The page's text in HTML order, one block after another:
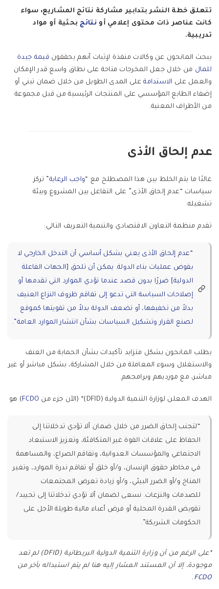
تتعلق خطة النشر بتدابير مشاركة نتائج المشاريع، سواء
كانت عناصر ذات محتوى إعلامي أو نتائج بحثية أو مواد
تدريبية.
يبحث المانحون عن وكالات منفذة لإثبات أنهم يحققون قيمة جيدة
للمال من خلال جعل المخرجات متاحة على نطاق واسع قدر الإمكان
والعمل على الاستدامةعلى المدى الطويل من خلال ضمان تبني أو
إضفاء الطابع المؤسسي على المنتجات الرئيسية من قبل مجموعة
من الأطراف المعنية.
عدم إلحاق الأذى
غالبًا ما يتم الخلط بين هذا المصطلح مع “واجب الرعاية” تركز
سياسات “عدم إلحاق الأذى” على التفاعل بين المشروع وبيئة
تشغيله.
تقدم منظمة التعاون الاقتصادي والتنمية التعريف التالي:
“عدم إلحاق الأذى يعني بشكل أساسي أن التدخل الخارجي لا
يقوض عمليات بناء الدولة. يمكن أن تلحق [الجهات الفاعلة
الدولية] ضررًا بدون قصد عندما تؤدي الموارد التي تقدمها أو
إصلاحات السياسة التي تدعو إلى تفاقم ظروف النزاع العنيف
بدلاً من تخفيفها، أو تضعف الدولة بدلاً من تقويتها كموقع
لصنع القرار وتشكيل السياسات بشأن انتشار الموارد العامة”.
يطلب المانحون بشكل متزايد تأكيدات بشأن الحماية من العنف
والاستغلال وسوء المعاملة من خلال المشاركة، بشكل مباشر أو غير
مباشر، مع مورديهم وبرامجهم.
الهدف المعلن لوزارة التنمية الدولية (DFID)* (الآن جزء من FCDO) هو
“لتجنب إلحاق الضرر من خلال ضمان ألا تؤدي تدخلاتنا إلى
الحفاظ على علاقات القوة غير المتكافئة، وتعزيز الاستبعاد
الاجتماعي والمؤسسات العدوانية، وتفاقم الصراع، والمساهمة
في مخاطر حقوق الإنسان، و/أو خلق أو تفاقم ندرة الموارد، وتغير
المناخ و/أو الضرر البيئي، و/أو زيادة تعرض المجتمعات
للصدمات والنزعات. نسعى لضمان ألا تؤدي تدخلاتنا إلى تحييد/
تقويض القدرة المحلية أو فرض أعباء مالية طويلة الأجل على
الحكومات الشريكة”.
*على الرغم من أن وزارة التنمية الدولية البريطانية (DFID) لم تعد
موجودة، إلا أن المستند المشار إليه هنا لم يتم استبداله بآخر من
FCDO
.